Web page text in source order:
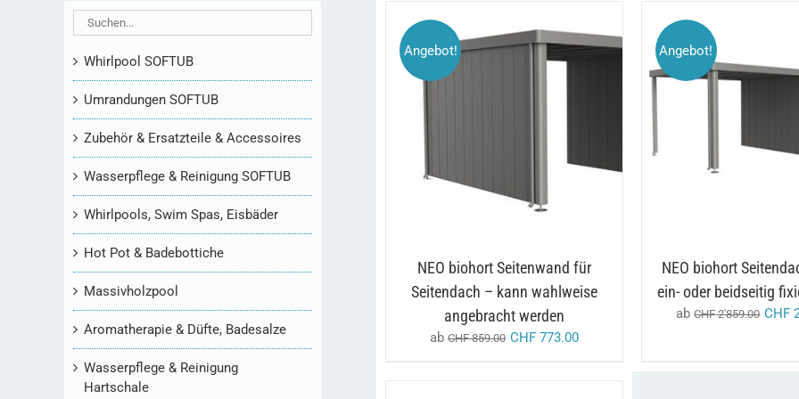
Angebot!
MEHRERE
VARIANTEN
DER
PRODUKTSEITE
WERDEN
NEO biohort Seitenwand für
Seitendach – kann wahlweise
angebracht werden
abCHF859.00 CHF773.00
Angebot!
NEO biohort
ein- oder beidseitig
abCHF2'859.00 CHF
Whirlpool SOFTUB
Umrandungen SOFTUB
Zubehör & Ersatzteile & Accessoires
Wasserpflege & Reinigung SOFTUB
Whirlpools, Swim Spas, Eisbäder
Hot Pot & Badebottiche
Massivholzpool
Aromatherapie & Düfte, Badesalze
Wasserpflege & Reinigung
Hartschale